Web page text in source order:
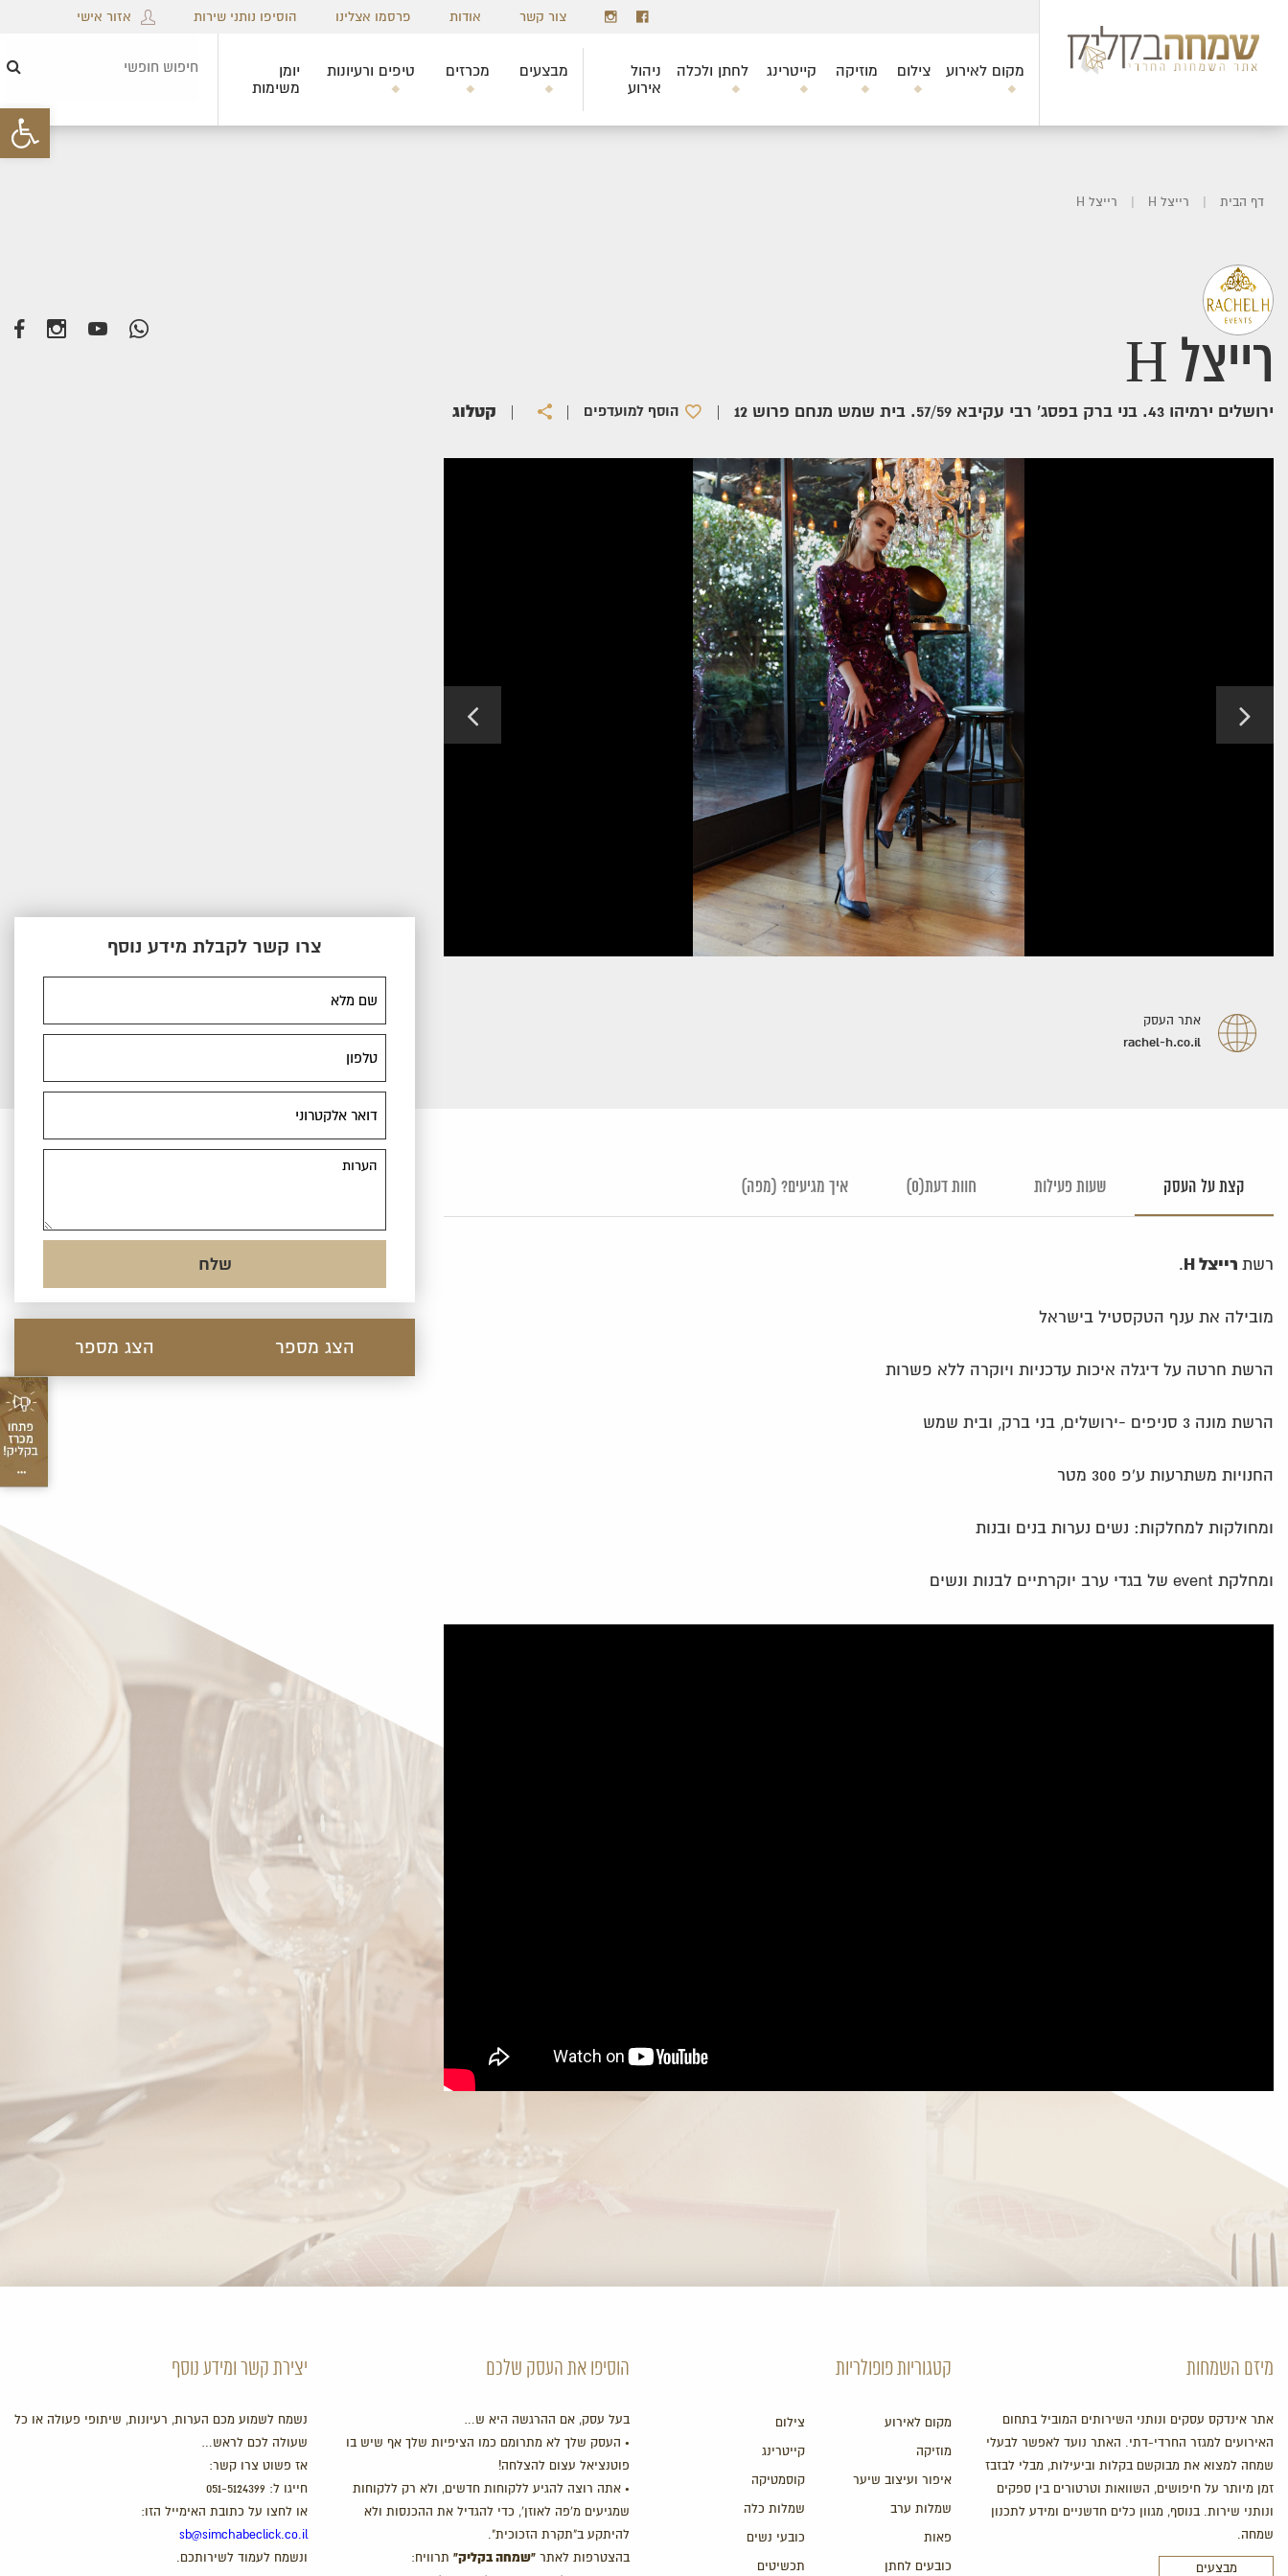
פתח
צור קשר אודות פרסמו אצלינו הוסיפו נותני שירות אזור אישי
מקום לאירוע צילום מוזיקה קייטרינג לחתן ולכלה
ניהול
אירוע
מבצעים מכרזים טיפים ורעיונות
יומן
משימות
דף הבית רייצל H רייצל H
רייצל H
ירושלים ירמיהו 43. בני ברק בפסג' רבי עקיבא 57/59. בית שמש מנחם פרוש 12 | הוסף למועדפים |
| קטלוג
אתר העסק
rachel-h.co.il
קצת על העסק שעות פעילות חוות דעת(0) איך מגיעים? (מפה)
רשת רייצל H .
מובילה את ענף הטקסטיל בישראל
הרשת חרטה על דיגלה איכות עדכניות ויוקרה ללא פשרות
הרשת מונה 3 סניפים -ירושלים, בני ברק, ובית שמש
החנויות משתרעות ע'פ 300 מטר
ומחולקות למחלקות: נשים נערות בנים ובנות
ומחלקת event של בגדי ערב יוקרתיים לבנות ונשים
צרו קשר לקבלת מידע נוסף
שם
מלא
טלפון
דואר
אלקטרוני
הערות
הצג מספר הצג מספר
מיזם השמחות
אתר אינדקס עסקים ונותני השירותים המוביל בתחום
האירועים למגזר החרדי-דתי. האתר נועד לאפשר לבעלי
שמחה למצוא את מבוקשם בקלות וביעילות, מבלי לבזבז
זמן מיותר על חיפושים, השוואות וטרטורים בין ספקים
ונותני שירות. בנוסף, מגוון כלים חדשניים ומידע לתכנון
שמחה.
מבצעים
קטגוריות פופולריות
מקום לאירוע
צילום
מוזיקה
קייטרינג
איפור ועיצוב שיער
קוסמטיקה
שמלות ערב
שמלות כלה
פאות
כובעי נשים
כובעים לחתן
תכשיטים
הוסיפו את העסק שלכם
בעל עסק, אם ההרגשה היא ש…
• העסק שלך לא מתרומם כמו הציפיות שלך אף שיש בו
פוטנציאל עצום להצלחה!
• אתה רוצה להגיע ללקוחות חדשים, ולא רק ללקוחות
שמגיעים מ'פה לאוזן', כדי להגדיל את ההכנסות ולא
להיתקע ב"תקרת הזכוכית".
בהצטרפות לאתר "שמחה בקליק" תרוויח:
יצירת קשר ומידע נוסף
נשמח לשמוע מכם הערות, רעיונות, שיתופי פעולה או כל
שעולה לכם לראש…
אז פשוט צרו קשר:
חייגו ל: 051-5124399
או לחצו על כתובת האימייל הזו:
sb@simchabeclick.co.il
ונשמח לעמוד לשירותכם.